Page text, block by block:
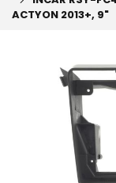
ACTYON 2013+, 9"